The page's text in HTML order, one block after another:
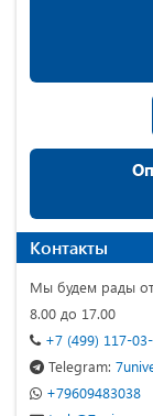
Контакты
Мы будем рады
8.00 до 17.00
+7 (499) 117-
Telegram:
+79609483038